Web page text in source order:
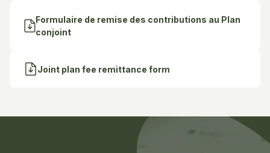
Formulaire de remise des contributions au Plan
conjoint
Joint plan fee remittance form